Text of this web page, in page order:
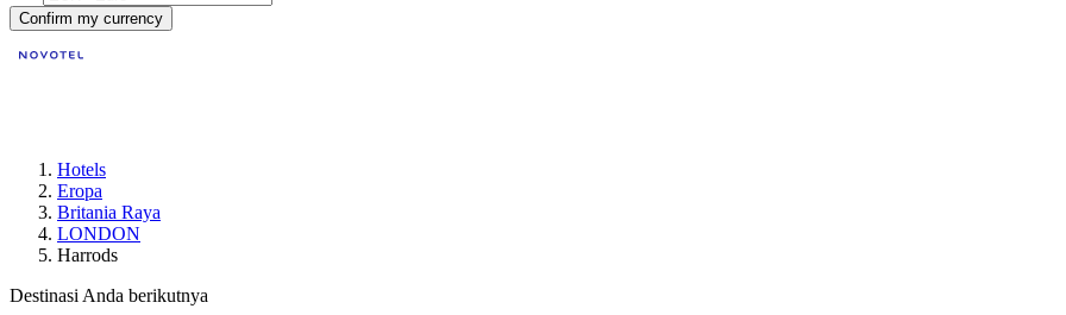
Confirm my currency
Hotels
Eropa
Britania Raya
LONDON
Harrods
Destinasi Anda berikutnya